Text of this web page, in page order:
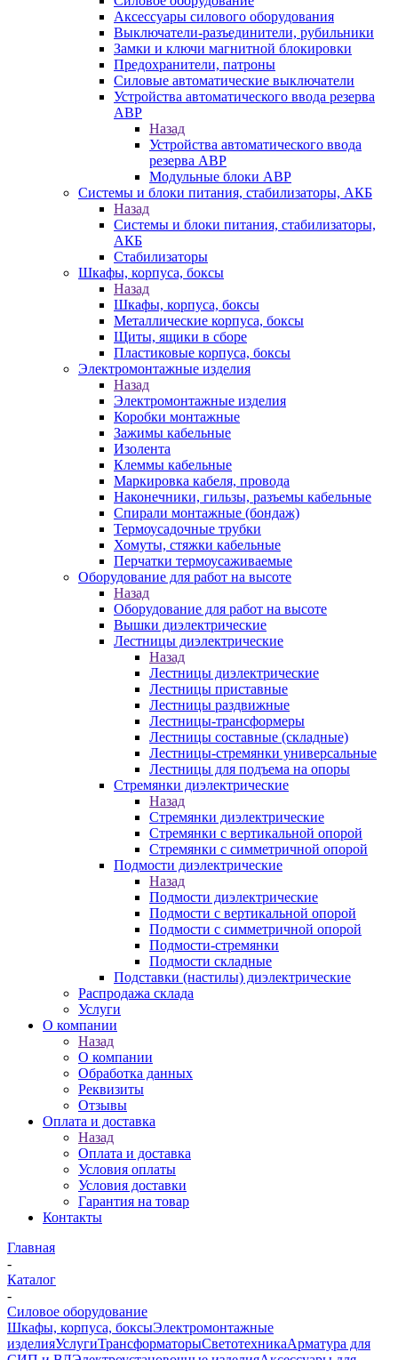
Аксессуары силового оборудования
Выключатели-разъединители, рубильники
Замки и ключи магнитной блокировки
Предохранители, патроны
Силовые автоматические выключатели
Устройства автоматического ввода резерва
АВР
Назад
Устройства автоматического ввода
резерва АВР
Модульные блоки АВР
Системы и блоки питания, стабилизаторы, АКБ
Назад
Системы и блоки питания, стабилизаторы,
АКБ
Стабилизаторы
Шкафы, корпуса, боксы
Назад
Шкафы, корпуса, боксы
Металлические корпуса, боксы
Щиты, ящики в сборе
Пластиковые корпуса, боксы
Электромонтажные изделия
Назад
Электромонтажные изделия
Коробки монтажные
Зажимы кабельные
Изолента
Клеммы кабельные
Маркировка кабеля, провода
Наконечники, гильзы, разъемы кабельные
Спирали монтажные (бондаж)
Термоусадочные трубки
Хомуты, стяжки кабельные
Перчатки термоусаживаемые
Оборудование для работ на высоте
Назад
Оборудование для работ на высоте
Вышки диэлектрические
Лестницы диэлектрические
Назад
Лестницы диэлектрические
Лестницы приставные
Лестницы раздвижные
Лестницы-трансформеры
Лестницы составные (складные)
Лестницы-стремянки универсальные
Лестницы для подъема на опоры
Стремянки диэлектрические
Назад
Стремянки диэлектрические
Стремянки с вертикальной опорой
Стремянки с симметричной опорой
Подмости диэлектрические
Назад
Подмости диэлектрические
Подмости с вертикальной опорой
Подмости с симметричной опорой
Подмости-стремянки
Подмости складные
Подставки (настилы) диэлектрические
Распродажа склада
Услуги
О компании
Назад
О компании
Обработка данных
Реквизиты
Отзывы
Оплата и доставка
Назад
Оплата и доставка
Условия оплаты
Условия доставки
Гарантия на товар
Контакты
Главная
-
Каталог
-
Силовое оборудование
Шкафы, корпуса, боксыЭлектромонтажные
изделияУслугиТрансформаторыСветотехникаАрматура для